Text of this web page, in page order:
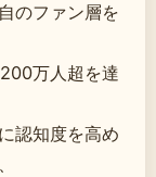
のファン層を
万人超を達
認知度を高め